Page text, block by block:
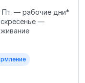
Пт. — рабочие дни*
—